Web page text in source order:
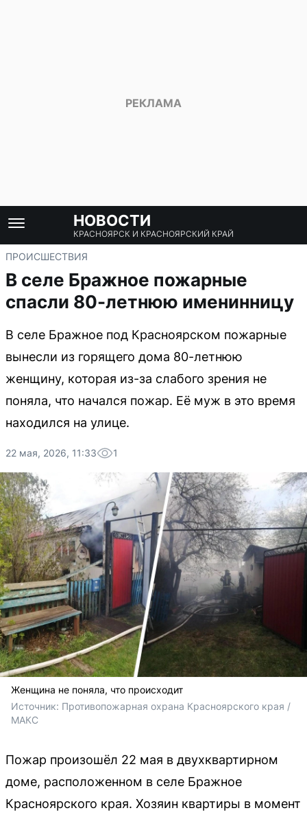
НОВОСТИ
КРАСНОЯРСК И КРАСНОЯРСКИЙ КРАЙ
ПРОИСШЕСТВИЯ
В селе Бражное пожарные
спасли 80-летнюю именинницу
В селе Бражное под Красноярском пожарные
вынесли из горящего дома 80-летнюю
женщину, которая из-за слабого зрения не
поняла, что начался пожар. Её муж в это время
находился на улице.
22 мая, 2026, 11:33 1
Женщина не поняла, что происходит
Источник: Противопожарная охрана Красноярского края /
МАКС
Пожар произошёл 22 мая в двухквартирном
доме, расположенном в селе Бражное
Красноярского края. Хозяин квартиры в момент